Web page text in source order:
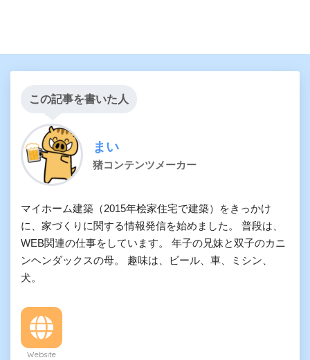
この記事を書いた人
まい
猪コンテンツメーカー
マイホーム建築（2015年桧家住宅で建築）をきっかけ
に、家づくりに関する情報発信を始めました。 普段は、
WEB関連の仕事をしています。 年子の兄妹と双子のカニ
ンヘンダックスの母。 趣味は、ビール、車、ミシン、
犬。
Website